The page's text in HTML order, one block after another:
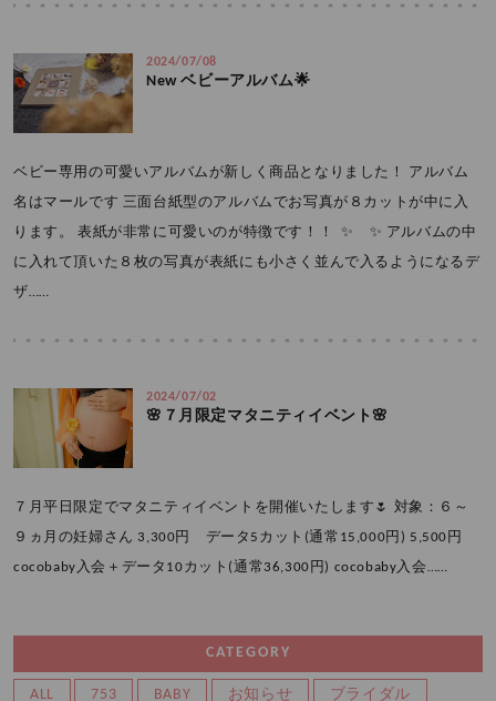
2024/07/08
New ベビーアルバム🌟
ベビー専用の可愛いアルバムが新しく商品となりました！ アルバム
名はマールです 三面台紙型のアルバムでお写真が８カットが中に入
ります。 表紙が非常に可愛いのが特徴です！！ ✨ ✨ アルバムの中
に入れて頂いた８枚の写真が表紙にも小さく並んで入るようになるデ
ザ……
2024/07/02
🌸７月限定マタニティイベント🌸
７月平日限定でマタニティイベントを開催いたします🌷 対象：６～
９ヵ月の妊婦さん 3,300円 データ5カット(通常15,000円) 5,500円
cocobaby入会＋データ10カット(通常36,300円) cocobaby入会……
CATEGORY
ALL 753 BABY お知らせ ブライダル